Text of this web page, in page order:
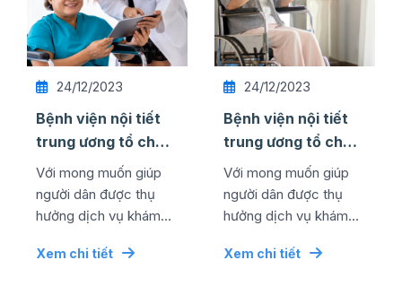
24/12/2023
Bệnh viện nội tiết
trung ương tổ chức
thành công lễ kỷ
niệm ngày quốc tế
...
Với mong muốn giúp
người dân được thụ
hưởng dịch vụ khám
cao bằng mức chi phí
Xem chi tiết
24/12/2023
Bệnh viện nội tiết
trung ương tổ chức
thành công lễ kỷ
niệm ngày quốc tế
...
Với mong muốn giúp
người dân được thụ
hưởng dịch vụ khám
cao bằng mức chi phí
Xem chi tiết